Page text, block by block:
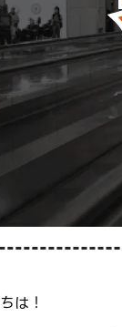
は！